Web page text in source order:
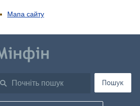
Мапа сайту
Пошук